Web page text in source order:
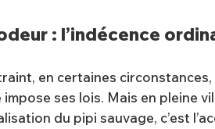
: l’indécence
en certaines
ses lois. Mais en pleine
du pipi sauvage, c’est